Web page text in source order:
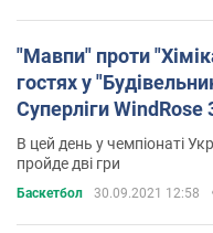
"Мавпи" проти
гостях у
Суперліги WindRose
В цей день у чемпіонаті
пройде дві гри
Баскетбол 30.09.2021 12:58